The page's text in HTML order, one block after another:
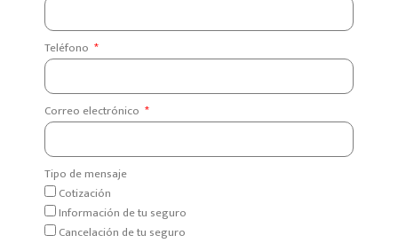
Teléfono
Correo electrónico
Tipo de mensaje
Cotización
Información de tu seguro
Cancelación de tu seguro